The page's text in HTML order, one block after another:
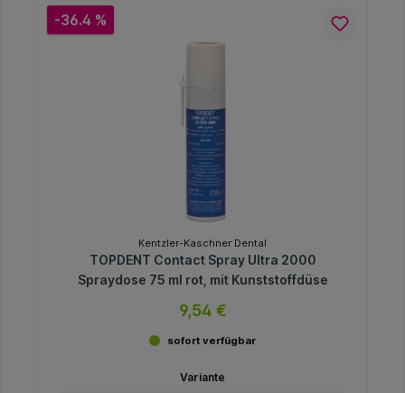
-36.4 %
Kentzler-Kaschner Dental
TOPDENT Contact Spray Ultra 2000
Spraydose 75 ml rot, mit Kunststoffdüse
9,54 €
sofort verfügbar
Variante